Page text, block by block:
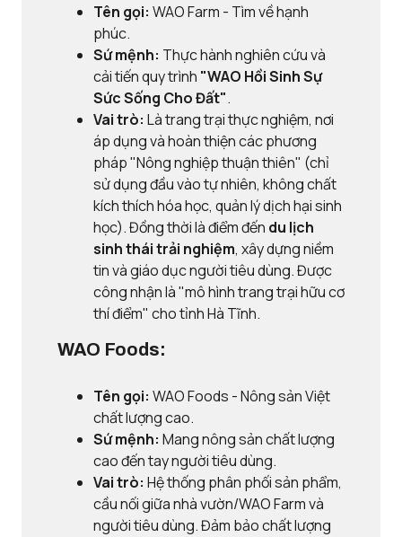
Tên gọi: WAO Farm - Tìm về hạnh
phúc.
Sứ mệnh: Thực hành nghiên cứu và
cải tiến quy trình "WAO Hồi Sinh Sự
Sức Sống Cho Đất".
Vai trò: Là trang trại thực nghiệm, nơi
áp dụng và hoàn thiện các phương
pháp "Nông nghiệp thuận thiên" (chỉ
sử dụng đầu vào tự nhiên, không chất
kích thích hóa học, quản lý dịch hại sinh
học). Đồng thời là điểm đến du lịch
sinh thái trải nghiệm, xây dựng niềm
tin và giáo dục người tiêu dùng. Được
công nhận là "mô hình trang trại hữu cơ
thí điểm" cho tỉnh Hà Tĩnh.
WAO Foods:
Tên gọi: WAO Foods - Nông sản Việt
chất lượng cao.
Sứ mệnh: Mang nông sản chất lượng
cao đến tay người tiêu dùng.
Vai trò: Hệ thống phân phối sản phẩm,
cầu nối giữa nhà vườn/WAO Farm và
người tiêu dùng. Đảm bảo chất lượng